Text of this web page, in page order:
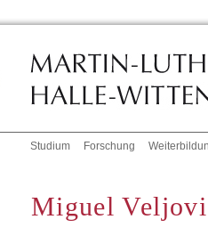
Studium Forschung
Miguel